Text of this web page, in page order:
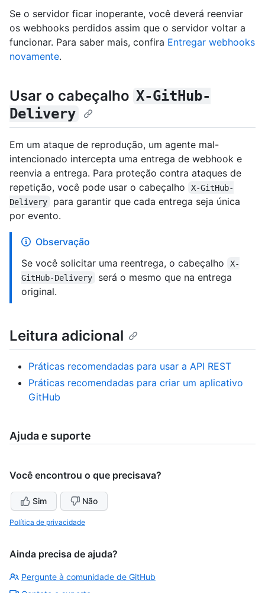
Se o servidor ficar inoperante, você deverá reenviar
os webhooks perdidos assim que o servidor voltar a
funcionar. Para saber mais, confira Entregar webhooks
novamente.
Usar o cabeçalho X-GitHub-
Delivery
Em um ataque de reprodução, um agente mal-
intencionado intercepta uma entrega de webhook e
reenvia a entrega. Para proteção contra ataques de
repetição, você pode usar o cabeçalho
X-GitHub-
Delivery
para garantir que cada entrega seja única
por evento.
Observação
Se você solicitar uma reentrega, o cabeçalho
X-
GitHub-Delivery
será o mesmo que na entrega
original.
Leitura adicional
Práticas recomendadas para usar a API REST
Práticas recomendadas para criar um aplicativo
GitHub
Ajuda e suporte
Você encontrou o que precisava?
Sim Não
Política de privacidade
Ainda precisa de ajuda?
Pergunte à comunidade de GitHub